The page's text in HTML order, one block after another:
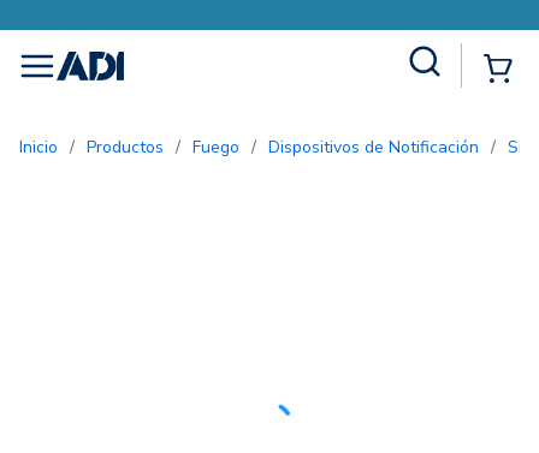
menu
Inicio / Productos / Fuego / Dispositivos de Notificación /